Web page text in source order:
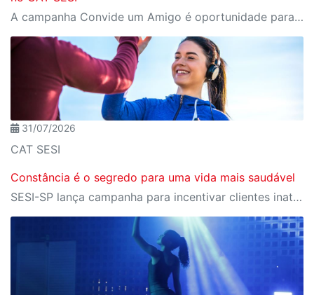
A campanha Convide um Amigo é oportunidade para reunir amigos para aproveitar juntos toda estrutura da unidade SESI-SP mais próxima. Os benefícios para clientes e convidados estão no regulamento
31/07/2026
CAT SESI
Constância é o segredo para uma vida mais saudável
SESI-SP lança campanha para incentivar clientes inativos a retomarem a prática de atividades físicas, esporte e lazer com benefícios exclusivos